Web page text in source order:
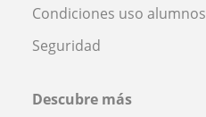
Condiciones uso alumnos
Seguridad
Descubre más